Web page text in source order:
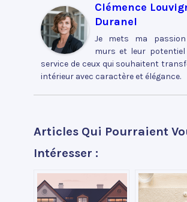
Clémence
Duranel
Je mets ma
murs et leur
service de ceux qui souhaitent
intérieur avec caractère et élégance.
Articles Qui Pourraient
Intéresser :